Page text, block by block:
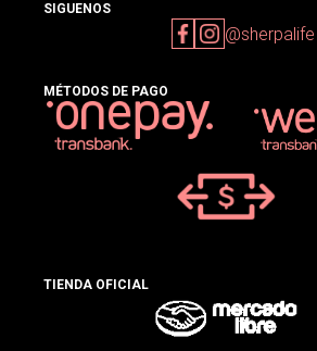
SIGUENOS
@sherpalife
MÉTODOS DE PAGO
TIENDA OFICIAL